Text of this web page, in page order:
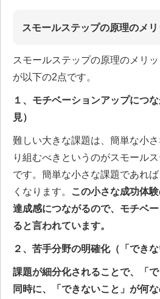
スモールステップの原理のメリ
スモールステップの原理のメリ
が以下の2点です。
１、モチベーションアップにつ
見）
難しい大きな課題は、簡単な小
り組むべきというのがスモール
です。簡単な小さな課題であれ
くなります。
この小さな成功体
達成感につながるので、モチベ
ると言われています。
２、苦手分野の明確化（「できな
課題が細分化されることで、「
同時に、「できないこと」が何